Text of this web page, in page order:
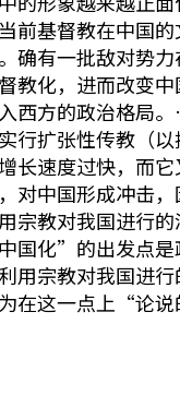
前基督教在中国
确有一批敌对势力
教化，进而改变
西方的政治格局
行扩张性传教（
长速度过快，而
对中国形成冲击
宗教对我国进行
国化”的出发点
用宗教对我国进
在这一点上“论